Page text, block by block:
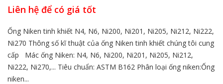
Liên hệ để có giá tốt
Ống Niken tinh khiết N4, N6, Ni200, Ni201, Ni205, Ni212, Ni222,
Ni270 Thông số kĩ thuật của ống Niken tinh khiết chúng tôi cung
cấp Mác ống Niken: N4, N6, Ni200, Ni201, Ni205, Ni212,
Ni222, Ni270,... Tiêu chuẩn: ASTM B162 Phân loại ống niken:Ống
niken...